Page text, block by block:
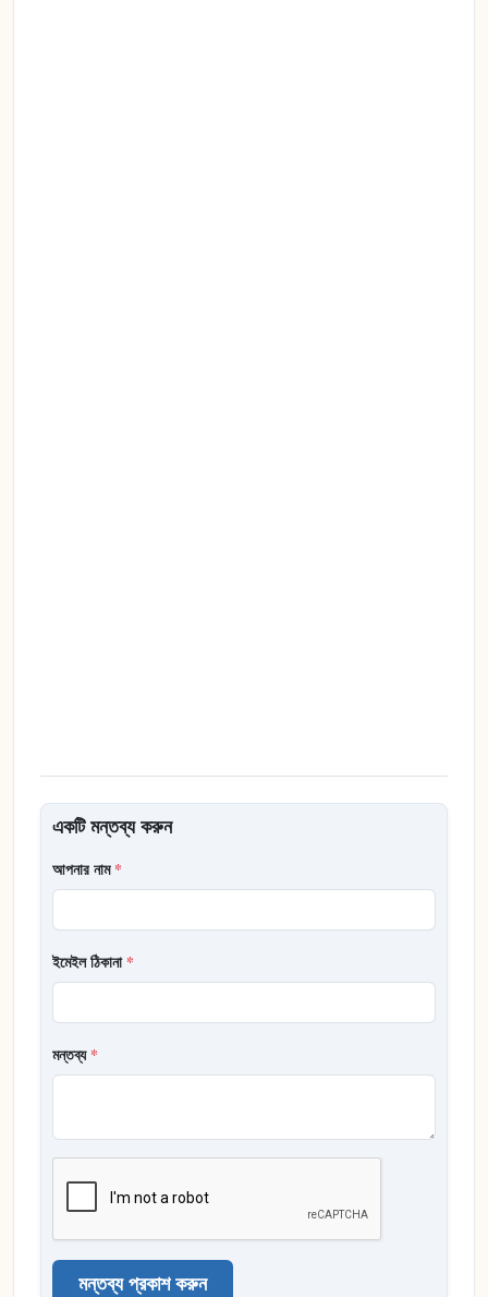
একটি মন্তব্য করুন
আপনার নাম*
ইমেইল ঠিকানা*
মন্তব্য*
মন্তব্য প্রকাশ করুন